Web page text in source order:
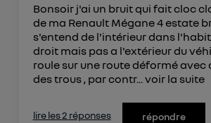
Bonsoir j'ai un bruit qui fait cloc
de ma Renault Mégane 4 estate
s'entend de l'intérieur dans
droit mais pas a l'extérieur du
roule sur une route déformé avec
des trous , par contr... voir la suite
lire les 2 réponses répondre